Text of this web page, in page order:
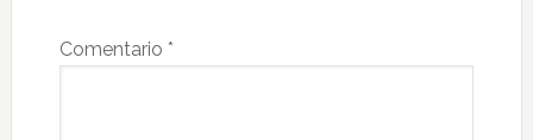
Comentario *